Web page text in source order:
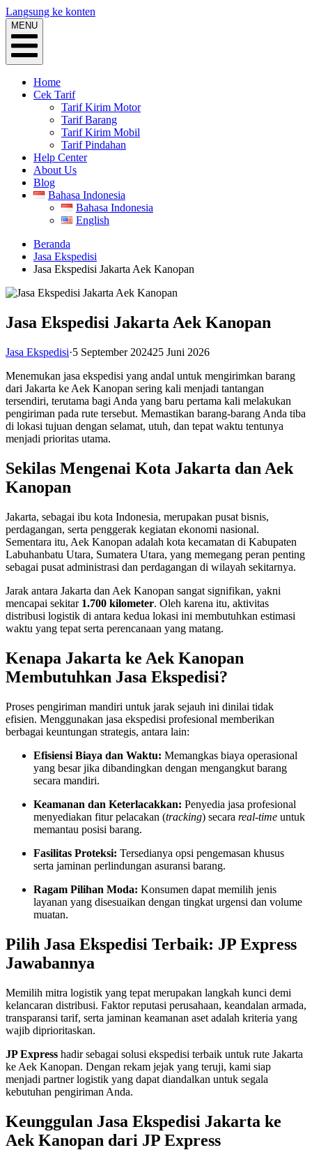
Langsung ke konten
MENU
Home
Cek Tarif
Tarif Kirim Motor
Tarif Barang
Tarif Kirim Mobil
Tarif Pindahan
Help Center
About Us
Blog
Bahasa Indonesia
Bahasa Indonesia
English
Beranda
Jasa Ekspedisi
Jasa Ekspedisi Jakarta Aek Kanopan
Jasa Ekspedisi Jakarta Aek Kanopan
Jasa Ekspedisi·5 September 202425 Juni 2026
Menemukan jasa ekspedisi yang andal untuk mengirimkan barang
dari Jakarta ke Aek Kanopan sering kali menjadi tantangan
tersendiri, terutama bagi Anda yang baru pertama kali melakukan
pengiriman pada rute tersebut. Memastikan barang-barang Anda tiba
di lokasi tujuan dengan selamat, utuh, dan tepat waktu tentunya
menjadi prioritas utama.
Sekilas Mengenai Kota Jakarta dan Aek
Kanopan
Jakarta, sebagai ibu kota Indonesia, merupakan pusat bisnis,
perdagangan, serta penggerak kegiatan ekonomi nasional.
Sementara itu, Aek Kanopan adalah kota kecamatan di Kabupaten
Labuhanbatu Utara, Sumatera Utara, yang memegang peran penting
sebagai pusat administrasi dan perdagangan di wilayah sekitarnya.
Jarak antara Jakarta dan Aek Kanopan sangat signifikan, yakni
mencapai sekitar 1.700 kilometer. Oleh karena itu, aktivitas
distribusi logistik di antara kedua lokasi ini membutuhkan estimasi
waktu yang tepat serta perencanaan yang matang.
Kenapa Jakarta ke Aek Kanopan
Membutuhkan Jasa Ekspedisi?
Proses pengiriman mandiri untuk jarak sejauh ini dinilai tidak
efisien. Menggunakan jasa ekspedisi profesional memberikan
berbagai keuntungan strategis, antara lain:
Efisiensi Biaya dan Waktu: Memangkas biaya operasional
yang besar jika dibandingkan dengan mengangkut barang
secara mandiri.
Keamanan dan Keterlacakkan: Penyedia jasa profesional
menyediakan fitur pelacakan (tracking) secara real-time untuk
memantau posisi barang.
Fasilitas Proteksi: Tersedianya opsi pengemasan khusus
serta jaminan perlindungan asuransi barang.
Ragam Pilihan Moda: Konsumen dapat memilih jenis
layanan yang disesuaikan dengan tingkat urgensi dan volume
muatan.
Pilih Jasa Ekspedisi Terbaik: JP Express
Jawabannya
Memilih mitra logistik yang tepat merupakan langkah kunci demi
kelancaran distribusi. Faktor reputasi perusahaan, keandalan armada,
transparansi tarif, serta jaminan keamanan aset adalah kriteria yang
wajib diprioritaskan.
JP Express hadir sebagai solusi ekspedisi terbaik untuk rute Jakarta
ke Aek Kanopan. Dengan rekam jejak yang teruji, kami siap
menjadi partner logistik yang dapat diandalkan untuk segala
kebutuhan pengiriman Anda.
Keunggulan Jasa Ekspedisi Jakarta ke
Aek Kanopan dari JP Express